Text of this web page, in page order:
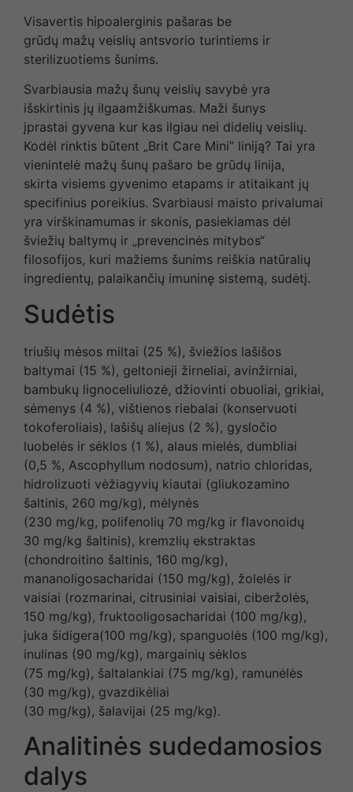
Visavertis hipoalerginis pašaras be
grūdų mažų veislių antsvorio turintiems ir
sterilizuotiems šunims.
Svarbiausia mažų šunų veislių savybė yra
išskirtinis jų ilgaamžiškumas. Maži šunys
įprastai gyvena kur kas ilgiau nei didelių veislių.
Kodėl rinktis būtent „Brit Care Mini” liniją? Tai yra
vienintelė mažų šunų pašaro be grūdų linija,
skirta visiems gyvenimo etapams ir atitaikant jų
specifinius poreikius. Svarbiausi maisto privalumai
yra virškinamumas ir skonis, pasiekiamas dėl
šviežių baltymų ir „prevencinės mitybos“
filosofijos, kuri mažiems šunims reiškia natūralių
ingredientų, palaikančių imuninę sistemą, sudėtį.
Sudėtis
triušių mėsos miltai (25 %), šviežios lašišos
baltymai (15 %), geltonieji žirneliai, avinžirniai,
bambukų lignoceliuliozė, džiovinti obuoliai, grikiai,
sėmenys (4 %), vištienos riebalai (konservuoti
tokoferoliais), lašišų aliejus (2 %), gysločio
luobelės ir sėklos (1 %), alaus mielės, dumbliai
(0,5 %, Ascophyllum nodosum), natrio chloridas,
hidrolizuoti vėžiagyvių kiautai (gliukozamino
šaltinis, 260 mg/kg), mėlynės
(230 mg/kg, polifenolių 70 mg/kg ir flavonoidų
30 mg/kg šaltinis), kremzlių ekstraktas
(chondroitino šaltinis, 160 mg/kg),
mananoligosacharidai (150 mg/kg), žolelės ir
vaisiai (rozmarinai, citrusiniai vaisiai, ciberžolės,
150 mg/kg), fruktooligosacharidai (100 mg/kg),
juka šidigera(100 mg/kg), spanguolės (100 mg/kg),
inulinas (90 mg/kg), margainių sėklos
(75 mg/kg), šaltalankiai (75 mg/kg), ramunėlės
(30 mg/kg), gvazdikėliai
(30 mg/kg), šalavijai (25 mg/kg).
Analitinės sudedamosios
dalys